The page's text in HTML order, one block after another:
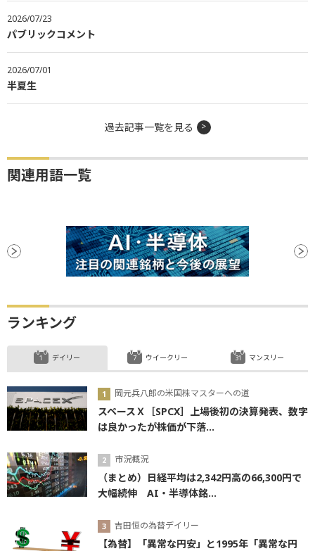
2026/07/23
パブリックコメント
2026/07/01
半夏生
過去記事一覧を見る
関連用語一覧
ランキング
デイリー
岡元兵八郎の米国株マスターへの道
スペースＸ［SPCX］上場後初の決算発表、数字
は良かったが株価が下落...
市況概況
（まとめ）日経平均は2,342円高の66,300円で
大幅続伸 AI・半導体銘...
吉田恒の為替デイリー
【為替】「異常な円安」と1995年「異常な円
ウイークリー マンスリー